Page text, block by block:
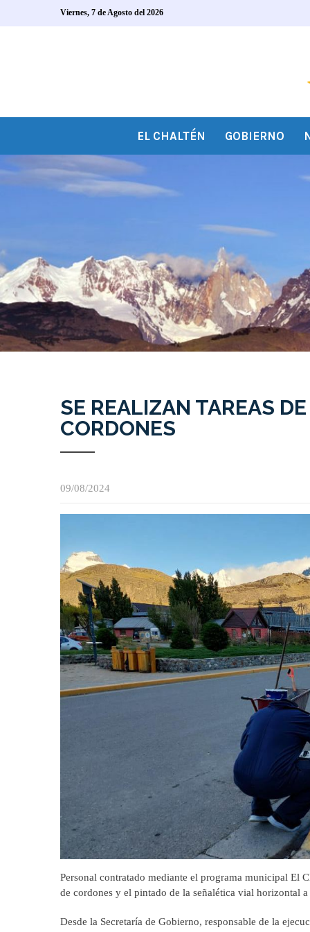
Viernes, 7 de Agosto del 2026
EL CHALTÉN GOBIERNO
SE REALIZAN TAREAS
CORDONES
09/08/2024
Personal contratado mediante el programa municipal El
de cordones y el pintado de la señalética vial horizontal
Desde la Secretaría de Gobierno, responsable de la